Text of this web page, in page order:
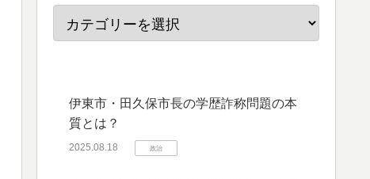
伊東市・田久保市長の学歴詐称問題の本
質とは？
2025.08.18 政治